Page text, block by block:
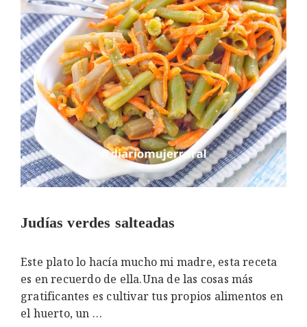
Judías verdes salteadas
Este plato lo hacía mucho mi madre, esta receta
es en recuerdo de ella.Una de las cosas más
gratificantes es cultivar tus propios alimentos en
el huerto, un …